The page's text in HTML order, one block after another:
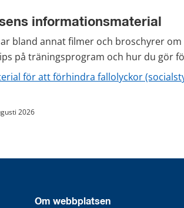
informationsmaterial
bland annat filmer och broschyrer
på träningsprogram och hur du gör
för att förhindra fallolyckor
2026
Om webbplatsen